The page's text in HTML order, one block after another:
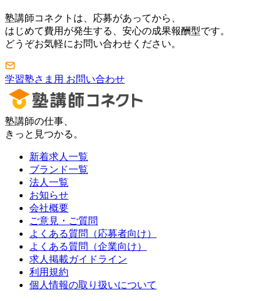
塾講師コネクトは、応募があってから、
はじめて費用が発生する、安心の成果報酬型です。
どうぞお気軽にお問い合わせください。
学習塾さま用 お問い合わせ
塾講師の仕事、
きっと見つかる。
新着求人一覧
ブランド一覧
法人一覧
お知らせ
会社概要
ご意見・ご質問
よくある質問（応募者向け）
よくある質問（企業向け）
求人掲載ガイドライン
利用規約
個人情報の取り扱いについて